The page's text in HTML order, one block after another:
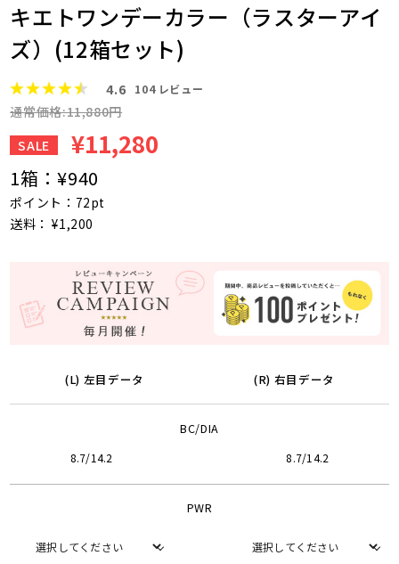
キエトワンデーカラー（ラスターアイ
ズ）(12箱セット)
4.6 104レビュー
通常価格:11,880円
SALE
¥11,280
1箱：¥940
ポイント：72pt
送料： ¥1,200
(L) 左目データ (R) 右目データ
BC/DIA
8.7/14.2 8.7/14.2
PWR